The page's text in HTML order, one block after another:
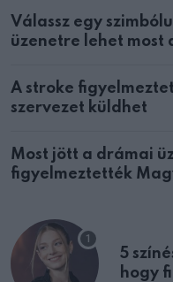
Válassz egy
üzenetre lehet most
A stroke
szervezet küldhet
Most jött a drámai
figyelmeztették
5
hogy